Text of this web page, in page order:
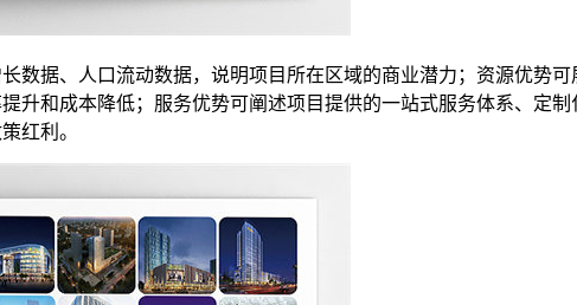
数据、人口流动数据，说明项目所在区域的商业潜力；资源优势
升和成本降低；服务优势可阐述项目提供的一站式服务体系、定
红利。